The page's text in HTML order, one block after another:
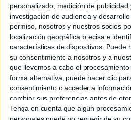
personalizado, medición de publicidad
investigación de audiencia y desarrollo
permiso, nosotros y nuestros socios
localización geográfica precisa e
características de dispositivos. Puede
su consentimiento a nosotros y a
que llevemos a cabo el
forma alternativa, puede hacer clic
consentimiento o acceder a
cambiar sus preferencias antes de
Tenga en cuenta que algún
personales puede no requerir de su
SORRY
Inicio Inicia sesiónoregístrate
28 de noviembre, 2006 - 19:23 (Responder
Dian
Desconectado
En lo de ingeniería informática es
en ello y tienes un poco de suerte
trabajo decente, xq para todo se